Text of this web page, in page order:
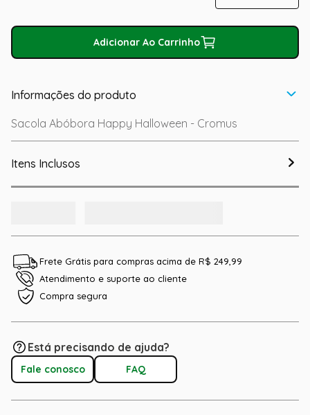
Adicionar Ao Carrinho
Informações do produto
Sacola Abóbora Happy Halloween - Cromus
Itens Inclusos
Frete Grátis para compras acima de R$ 249,99
Atendimento e suporte ao cliente
Compra segura
Está precisando de ajuda?
Fale conosco FAQ